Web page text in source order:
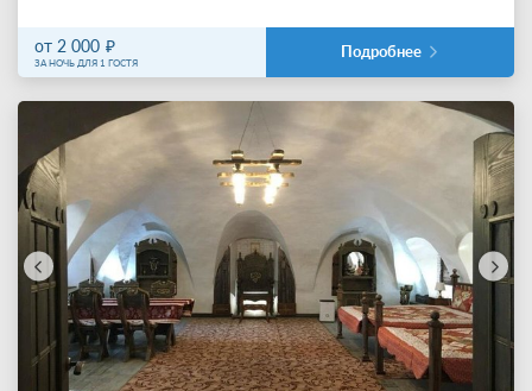
от 2 000
ЗА НОЧЬ ДЛЯ 1 ГОСТЯ
Подробнее